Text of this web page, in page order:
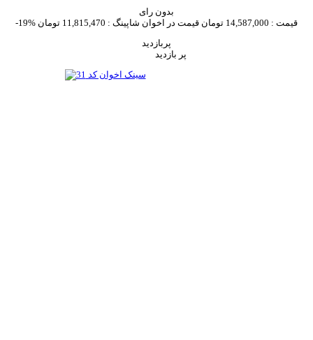
بدون رای
-19%
قیمت : 14,587,000 تومان قیمت در اخوان شاپینگ : 11,815,470 تومان
پربازدید
پر بازدید